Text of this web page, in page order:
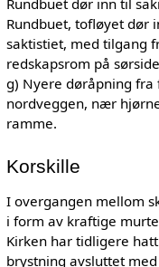
Rundbuet, tofløyet dør
saktistiet, med tilgang
redskapsrom på
g) Nyere døråpning
nordveggen, nær
ramme.
Korskille
I overgangen mellom
i form av kraftige
Kirken har tidligere
brystning avsluttet